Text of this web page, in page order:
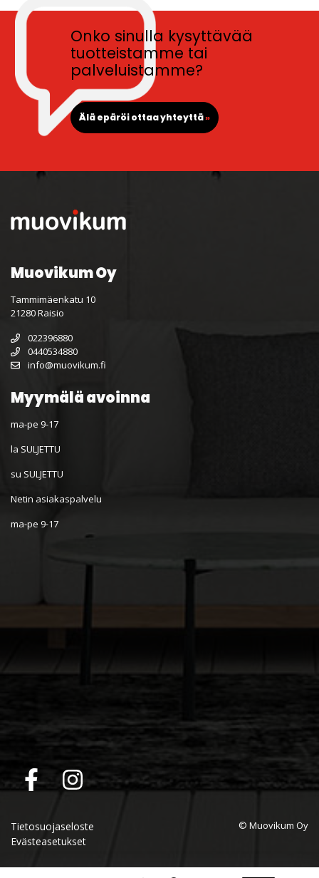
Onko sinulla kysyttävää
tuotteistamme tai
palveluistamme?
Älä epäröi ottaa yhteyttä»
Muovikum Oy
Tammimäenkatu 10
21280 Raisio
022396880
0440534880
info@muovikum.fi
Myymälä avoinna
ma-pe 9-17
la SULJETTU
su SULJETTU
Netin asiakaspalvelu
ma-pe 9-17
Tietosuojaseloste
Evästeasetukset
© Muovikum Oy